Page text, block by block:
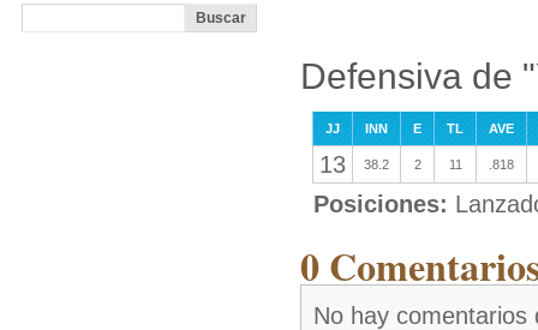
Defensiva de
JJ INN E TL AVE
13 38.2 2 11 .818
Posiciones:
0
No hay comentarios